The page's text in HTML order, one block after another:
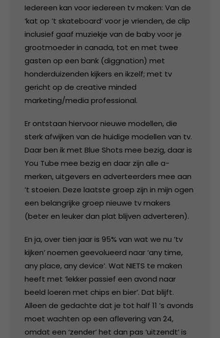
Iedereen kan voor iedereen tv maken: Van de
‘kat op ’t skateboard’ voor je vrienden, de clip
inclusief gaaf muziekje van de baby voor je
grootmoeder in canada, tot en met twee
gasten op een bank (diggnation) met
honderduizenden kijkers en ikzelf; met tv
gericht op de creative minded
marketing/media professional.
Er ontstaan hiervoor nieuwe modellen, die
sterk afwijken van de huidige modellen van tv.
Daar ben ik met Blue Shots mee bezig, daar is
You Tube mee bezig en daar zijn alle a-
merken, uitgevers en adverteerders mee aan
’t stoeien. Deze laatste groep zijn in mijn ogen
een belangrijke groep nieuwe tv makers
(beter en leuker dan plat blijven adverteren).
En ja, over tien jaar is 95% van wat we nu ’tv
kijken’ noemen geevolueerd naar ‘any time,
any place, any device’. Wat NIETS te maken
heeft met ‘lekker passief een avond naar
beeld loeren met chips en bier’. Dat blijft.
Alleen de gedachte dat je tot half 11 ’s avonds
moet wachten op een aflevering van 24,
omdat een ‘zender’ het dan pas ‘uitzendt’ is